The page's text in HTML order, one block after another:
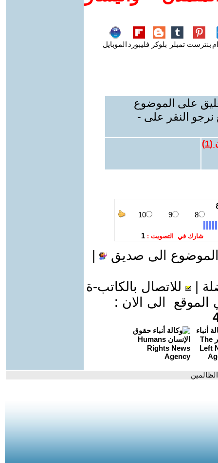
بنترست تمبلر بلوكر فليبورد الموبايل
على الموضوع
نرجو النقر على -
(
1
)
الى صديق
للاتصال بالكاتب-ة
الى الان :